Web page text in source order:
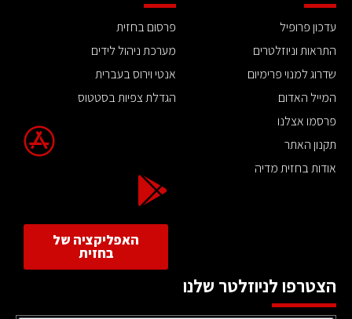
עדכון פרופיל
התראות וניוזלטרים
שדרוג למנוי פרימיום
המייל האדום
פרסמו אצלנו
תקנון האתר
אודות בחזית מדיה
פרסום בחזית
מערכת ניהול לידים
אנטי וירוס בעברית
הגדלת צפיות בסטטוס
האפליקציה של
בחזית
הצטרפו לניוזלטר שלנו